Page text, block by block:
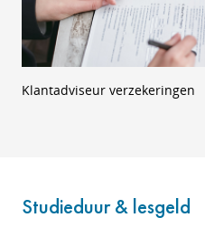
Klantadviseur verzekeringen
Studieduur & lesgeld